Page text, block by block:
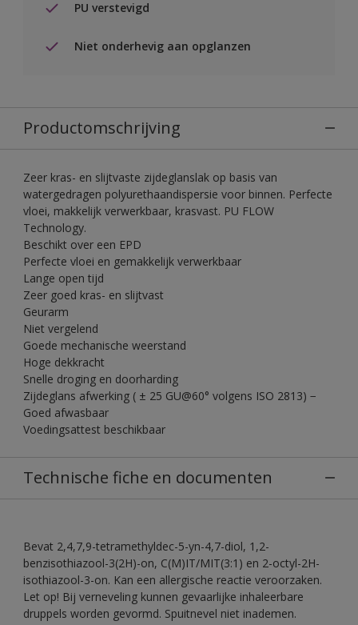
PU verstevigd
Niet onderhevig aan opglanzen
Productomschrijving
Zeer kras- en slijtvaste zijdeglanslak op basis van
watergedragen polyurethaandispersie voor binnen. Perfecte
vloei, makkelijk verwerkbaar, krasvast. PU FLOW
Technology.
Beschikt over een EPD
Perfecte vloei en gemakkelijk verwerkbaar
Lange open tijd
Zeer goed kras- en slijtvast
Geurarm
Niet vergelend
Goede mechanische weerstand
Hoge dekkracht
Snelle droging en doorharding
Zijdeglans afwerking ( ± 25 GU@60° volgens ISO 2813) −
Goed afwasbaar
Voedingsattest beschikbaar
Technische fiche en documenten
Bevat 2,4,7,9-tetramethyldec-5-yn-4,7-diol, 1,2-
benzisothiazool-3(2H)-on, C(M)IT/MIT(3:1) en 2-octyl-2H-
isothiazool-3-on. Kan een allergische reactie veroorzaken.
Let op! Bij verneveling kunnen gevaarlijke inhaleerbare
druppels worden gevormd. Spuitnevel niet inademen.